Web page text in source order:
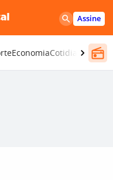
Assine
EconomiaCotidiano